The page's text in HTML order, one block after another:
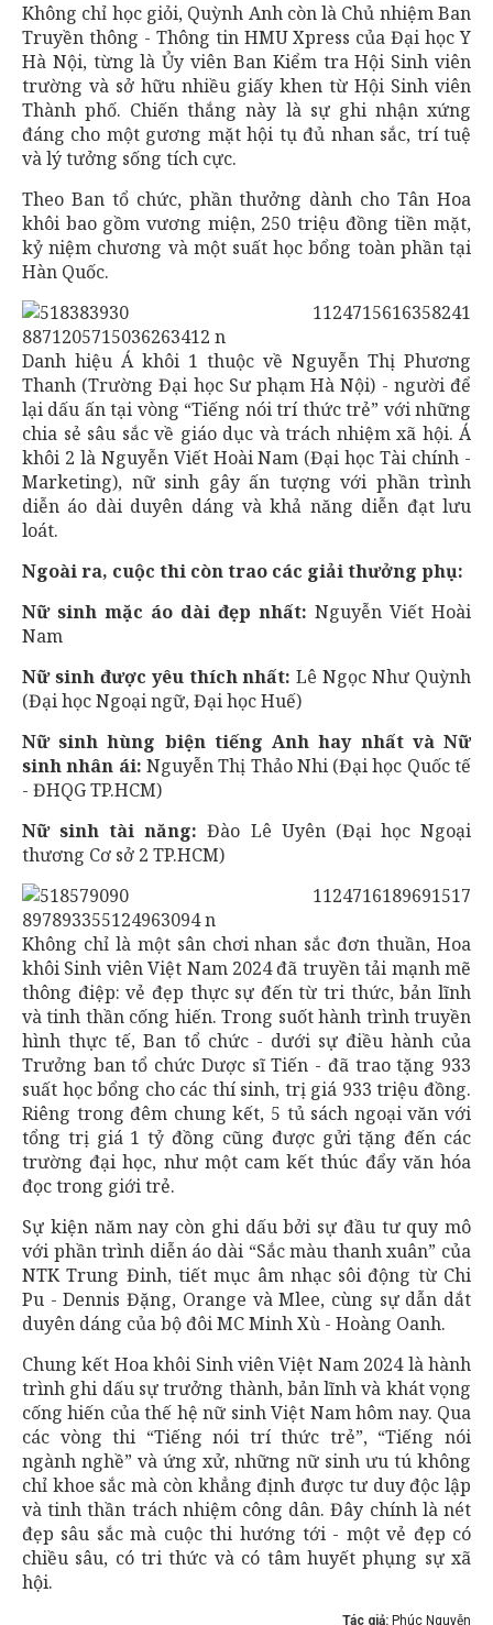
Không chỉ học giỏi, Quỳnh Anh còn là Chủ nhiệm Ban
Truyền thông - Thông tin HMU Xpress của Đại học Y
Hà Nội, từng là Ủy viên Ban Kiểm tra Hội Sinh viên
trường và sở hữu nhiều giấy khen từ Hội Sinh viên
Thành phố. Chiến thắng này là sự ghi nhận xứng
đáng cho một gương mặt hội tụ đủ nhan sắc, trí tuệ
và lý tưởng sống tích cực.
Theo Ban tổ chức, phần thưởng dành cho Tân Hoa
khôi bao gồm vương miện, 250 triệu đồng tiền mặt,
kỷ niệm chương và một suất học bổng toàn phần tại
Hàn Quốc.
Danh hiệu Á khôi 1 thuộc về Nguyễn Thị Phương
Thanh (Trường Đại học Sư phạm Hà Nội) - người để
lại dấu ấn tại vòng “Tiếng nói trí thức trẻ” với những
chia sẻ sâu sắc về giáo dục và trách nhiệm xã hội. Á
khôi 2 là Nguyễn Viết Hoài Nam (Đại học Tài chính -
Marketing), nữ sinh gây ấn tượng với phần trình
diễn áo dài duyên dáng và khả năng diễn đạt lưu
loát.
Ngoài ra, cuộc thi còn trao các giải thưởng phụ:
Nữ sinh mặc áo dài đẹp nhất: Nguyễn Viết Hoài
Nam
Nữ sinh được yêu thích nhất:Lê Ngọc Như Quỳnh
(Đại học Ngoại ngữ, Đại học Huế)
Nữ sinh hùng biện tiếng Anh hay nhất và Nữ
sinh nhân ái: Nguyễn Thị Thảo Nhi (Đại học Quốc tế
- ĐHQG TP.HCM)
Nữ sinh tài năng:Đào Lê Uyên (Đại học Ngoại
thương Cơ sở 2 TP.HCM)
Không chỉ là một sân chơi nhan sắc đơn thuần, Hoa
khôi Sinh viên Việt Nam 2024 đã truyền tải mạnh mẽ
thông điệp: vẻ đẹp thực sự đến từ tri thức, bản lĩnh
và tinh thần cống hiến. Trong suốt hành trình truyền
hình thực tế, Ban tổ chức - dưới sự điều hành của
Trưởng ban tổ chức Dược sĩ Tiến - đã trao tặng 933
suất học bổng cho các thí sinh, trị giá 933 triệu đồng.
Riêng trong đêm chung kết, 5 tủ sách ngoại văn với
tổng trị giá 1 tỷ đồng cũng được gửi tặng đến các
trường đại học, như một cam kết thúc đẩy văn hóa
đọc trong giới trẻ.
Sự kiện năm nay còn ghi dấu bởi sự đầu tư quy mô
với phần trình diễn áo dài “Sắc màu thanh xuân” của
NTK Trung Đinh, tiết mục âm nhạc sôi động từ Chi
Pu - Dennis Đặng, Orange và Mlee, cùng sự dẫn dắt
duyên dáng của bộ đôi MC Minh Xù - Hoàng Oanh.
Chung kết Hoa khôi Sinh viên Việt Nam 2024 là hành
trình ghi dấu sự trưởng thành, bản lĩnh và khát vọng
cống hiến của thế hệ nữ sinh Việt Nam hôm nay. Qua
các vòng thi “Tiếng nói trí thức trẻ”, “Tiếng nói
ngành nghề” và ứng xử, những nữ sinh ưu tú không
chỉ khoe sắc mà còn khẳng định được tư duy độc lập
và tinh thần trách nhiệm công dân. Đây chính là nét
đẹp sâu sắc mà cuộc thi hướng tới - một vẻ đẹp có
chiều sâu, có tri thức và có tâm huyết phụng sự xã
hội.
Tác giả: Phúc Nguyễn